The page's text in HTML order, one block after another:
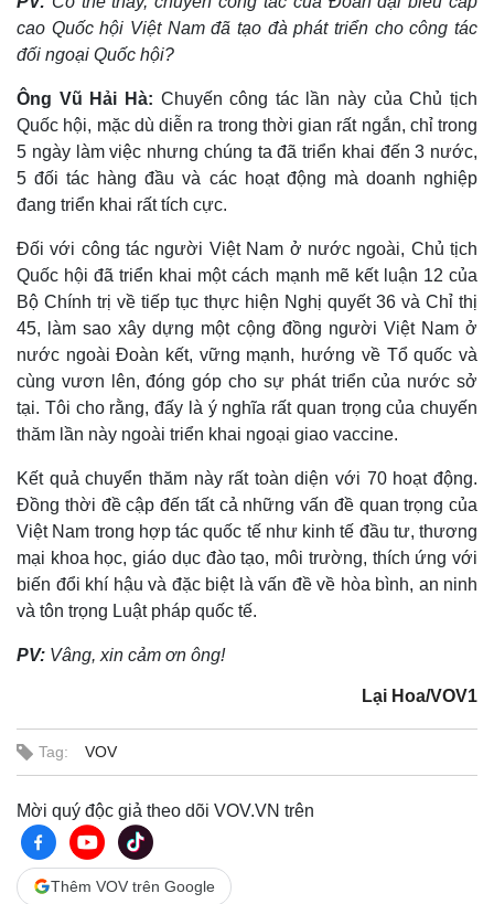
cao Quốc hội Việt Nam đã tạo đà phát triển cho công tác
đối ngoại Quốc hội?
Ông Vũ Hải Hà: Chuyến công tác lần này của Chủ tịch
Quốc hội, mặc dù diễn ra trong thời gian rất ngắn, chỉ trong
5 ngày làm việc nhưng chúng ta đã triển khai đến 3 nước,
5 đối tác hàng đầu và các hoạt động mà doanh nghiệp
đang triển khai rất tích cực.
Đối với công tác người Việt Nam ở nước ngoài, Chủ tịch
Quốc hội đã triển khai một cách mạnh mẽ kết luận 12 của
Bộ Chính trị về tiếp tục thực hiện Nghị quyết 36 và Chỉ thị
45, làm sao xây dựng một cộng đồng người Việt Nam ở
nước ngoài Đoàn kết, vững mạnh, hướng về Tổ quốc và
cùng vươn lên, đóng góp cho sự phát triển của nước sở
tại. Tôi cho rằng, đấy là ý nghĩa rất quan trọng của chuyến
thăm lần này ngoài triển khai ngoại giao vaccine.
Kết quả chuyển thăm này rất toàn diện với 70 hoạt động.
Đồng thời đề cập đến tất cả những vấn đề quan trọng của
Việt Nam trong hợp tác quốc tế như kinh tế đầu tư, thương
mại khoa học, giáo dục đào tạo, môi trường, thích ứng với
biến đổi khí hậu và đặc biệt là vấn đề về hòa bình, an ninh
và tôn trọng Luật pháp quốc tế.
PV: Vâng, xin cảm ơn ông!
Lại Hoa/VOV1
Tag: VOV
Mời quý độc giả theo dõi VOV.VN trên
Thêm VOV trên Google